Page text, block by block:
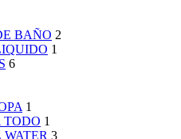
BAÑO 2
1
6
1
TODO 1
3